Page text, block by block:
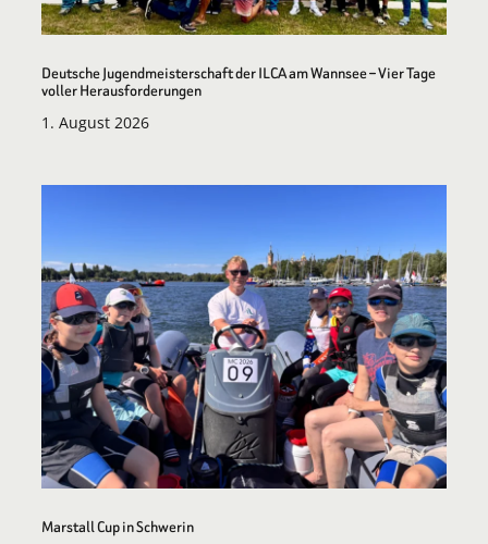
Deutsche Jugendmeisterschaft der ILCA am Wannsee – Vier Tage
voller Herausforderungen
1. August 2026
Marstall Cup in Schwerin